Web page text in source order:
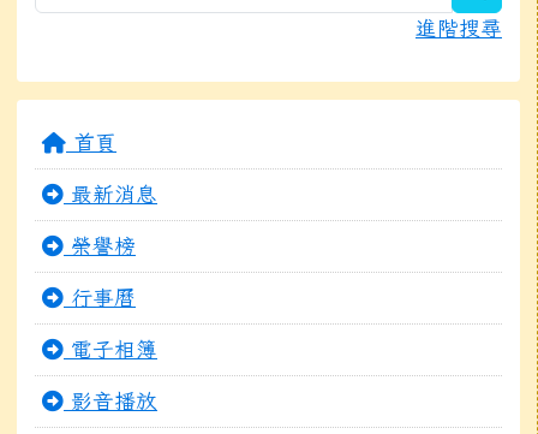
進階搜尋
首頁
最新消息
榮譽榜
行事曆
電子相簿
影音播放